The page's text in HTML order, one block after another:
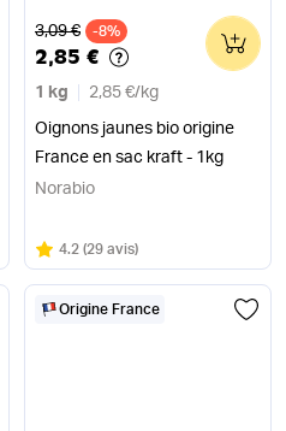
Ancien prix
3,09 € -8%
2,85 €
1 kg 2,85 €/ kg
Oignons jaunes bio origine
France en sac kraft - 1kg
0
Norabio
Note
4.2 sur 5
(29 avis)
Origine France